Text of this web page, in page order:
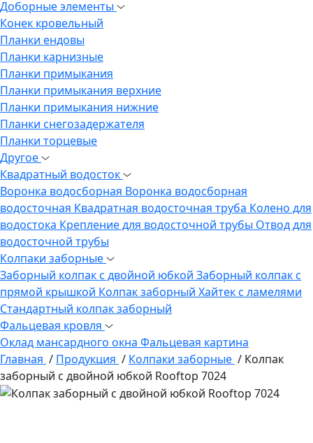
Доборные элементы
Конек кровельный
Планки ендовы
Планки карнизные
Планки примыкания
Планки примыкания верхние
Планки примыкания нижние
Планки снегозадержателя
Планки торцевые
Другое
Квадратный водосток
Воронка водосборная Воронка водосборная
водосточная Квадратная водосточная труба Колено для
водостока Крепление для водосточной трубы Отвод для
водосточной трубы
Колпаки заборные
Заборный колпак с двойной юбкой Заборный колпак с
прямой крышкой Колпак заборный Хайтек с ламелями
Стандартный колпак заборный
Фальцевая кровля
Оклад мансардного окна Фальцевая картина
Главная / Продукция / Колпаки заборные / Колпак
заборный с двойной юбкой Rooftop 7024